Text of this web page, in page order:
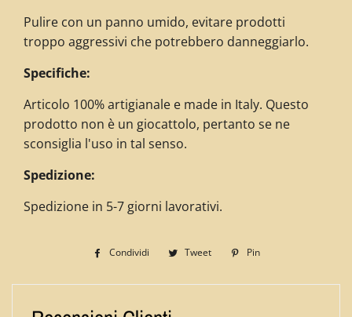
Pulire con un panno umido, evitare prodotti
troppo aggressivi che potrebbero danneggiarlo.
Specifiche:
Articolo 100% artigianale e made in Italy. Questo
prodotto non è un giocattolo, pertanto se ne
sconsiglia l'uso in tal senso.
Spedizione:
Spedizione in 5-7 giorni lavorativi.
Condividi
Condividi
Facebook
Tweet
Twitta
Twitter
Pin
Pinterest